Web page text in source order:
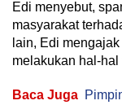
Edi menyebut,
masyarakat
lain, Edi
melakukan hal-
Baca Juga